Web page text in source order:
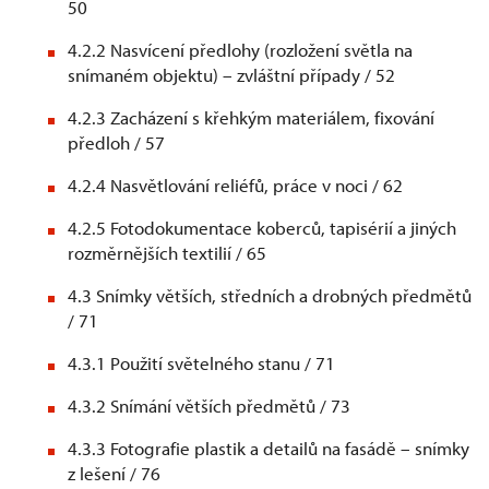
50
4.2.2 Nasvícení předlohy (rozložení světla na
snímaném objektu) – zvláštní případy / 52
4.2.3 Zacházení s křehkým materiálem, fixování
předloh / 57
4.2.4 Nasvětlování reliéfů, práce v noci / 62
4.2.5 Fotodokumentace koberců, tapisérií a jiných
rozměrnějších textilií / 65
4.3 Snímky větších, středních a drobných předmětů
/ 71
4.3.1 Použití světelného stanu / 71
4.3.2 Snímání větších předmětů / 73
4.3.3 Fotografie plastik a detailů na fasádě – snímky
z lešení / 76